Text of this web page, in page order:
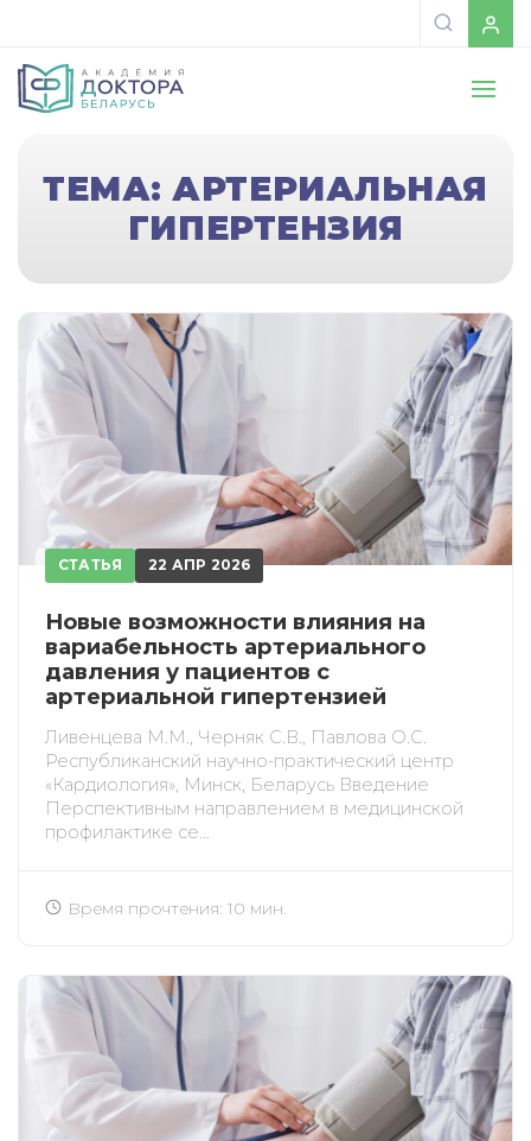
ТЕМА: АРТЕРИАЛЬНАЯ
ГИПЕРТЕНЗИЯ
СТАТЬЯ 22 АПР 2026
Новые возможности влияния на
вариабельность артериального
давления у пациентов с
артериальной гипертензией
Ливенцева М.М., Черняк С.В., Павлова О.С.
Республиканский научно-практический центр
«Кардиология», Минск, Беларусь Введение
Перспективным направлением в медицинской
профилактике се...
Время прочтения: 10 мин.